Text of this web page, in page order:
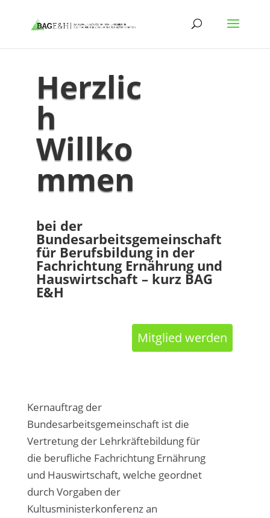
Herzlic
h
Willko
mmen
bei der
Bundesarbeitsgemeinschaft
für Berufsbildung in der
Fachrichtung Ernährung und
Hauswirtschaft – kurz BAG
E&H
Mitglied werden
Kernauftrag der
Bundesarbeitsgemeinschaft ist die
Vertretung der Lehrkräftebildung für
die berufliche Fachrichtung Ernährung
und Hauswirtschaft, welche geordnet
durch Vorgaben der
Kultusministerkonferenz an